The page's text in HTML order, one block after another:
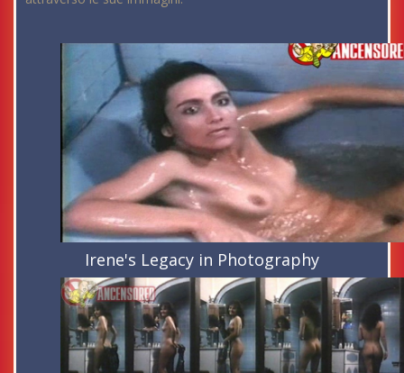
Irene's Legacy in Photography